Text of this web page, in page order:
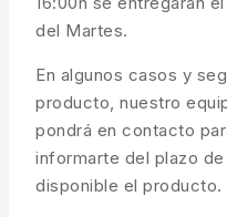
del Martes.
En algunos casos y
producto, nuestro
pondrá en contacto
informarte del plazo
disponible el producto.